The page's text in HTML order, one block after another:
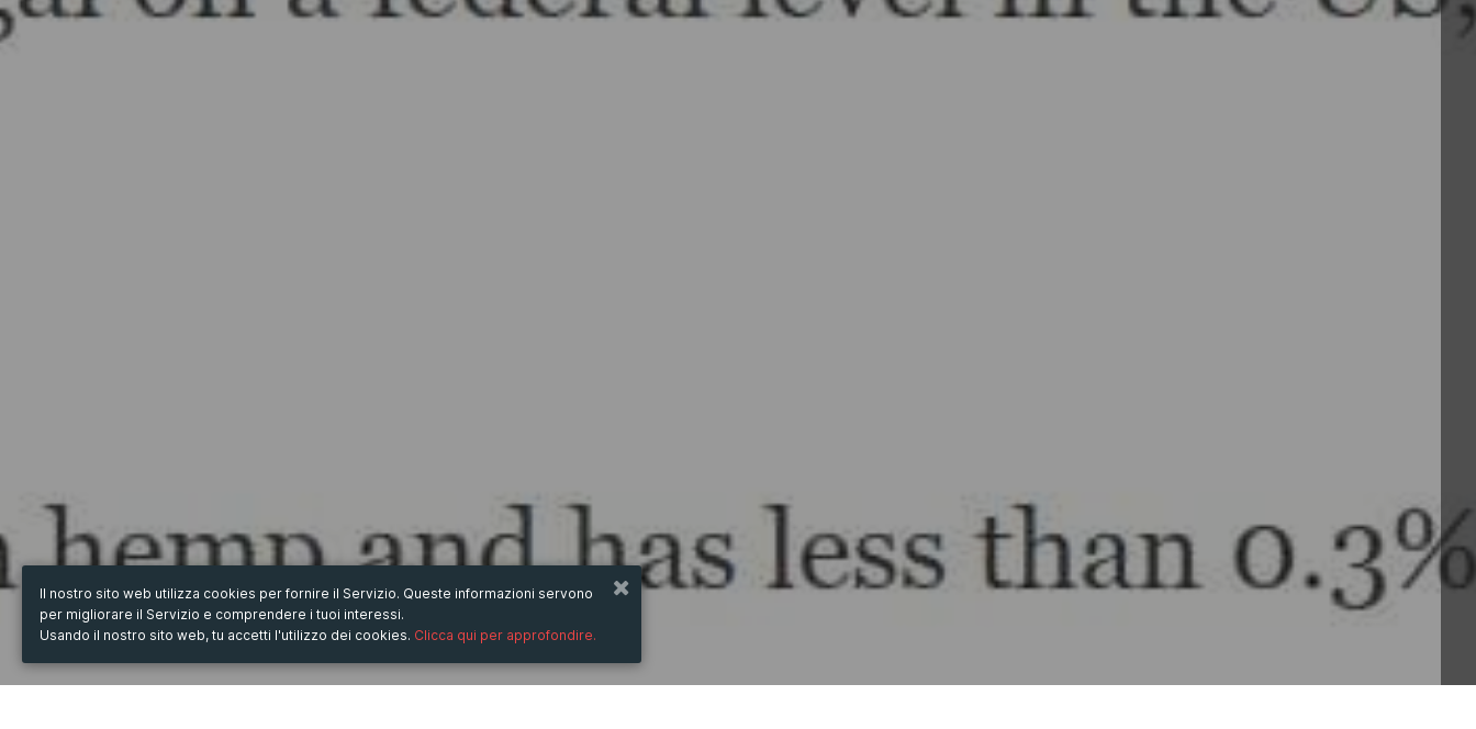
Il nostro sito web utilizza cookies per fornire il Servizio. Queste informazioni servono
per migliorare il Servizio e comprendere i tuoi interessi.
Usando il nostro sito web, tu accetti l'utilizzo dei cookies. Clicca qui per approfondire.